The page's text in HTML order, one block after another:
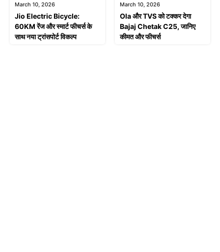
March 10, 2026
Jio Electric Bicycle:
60KM रेंज और स्मार्ट फीचर्स के
साथ नया ट्रांसपोर्ट विकल्प
March 10, 2026
Ola और TVS को टक्कर देगा
Bajaj Chetak C25, जानिए
कीमत और फीचर्स